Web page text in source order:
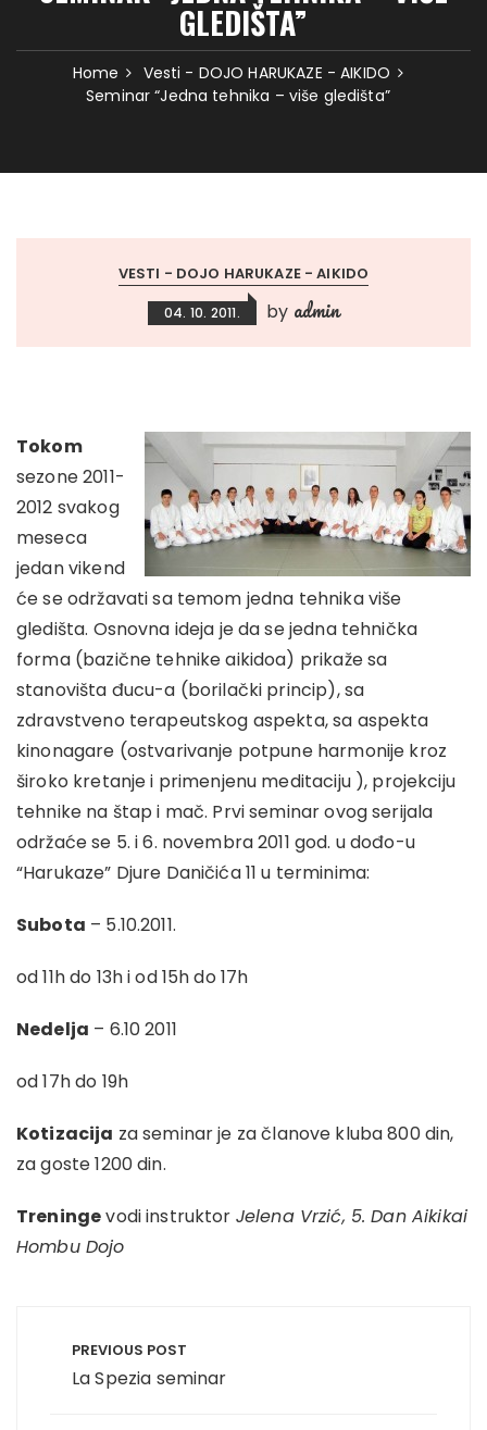
GLEDIŠTA”
Home
Vesti - DOJO HARUKAZE - AIKIDO
Seminar “Jedna tehnika – više gledišta”
VESTI - DOJO HARUKAZE - AIKIDO
04. 10. 2011. by admin
Tokom
sezone 2011-
2012 svakog
meseca
jedan vikend
će se održavati sa temom jedna tehnika više
gledišta. Osnovna ideja je da se jedna tehnička
forma (bazične tehnike aikidoa) prikaže sa
stanovišta đucu-a (borilački princip), sa
zdravstveno terapeutskog aspekta, sa aspekta
kinonagare (ostvarivanje potpune harmonije kroz
široko kretanje i primenjenu meditaciju ), projekciju
tehnike na štap i mač. Prvi seminar ovog serijala
održaće se 5. i 6. novembra 2011 god. u dođo-u
“Harukaze” Djure Daničića 11 u terminima:
Subota – 5.10.2011.
od 11h do 13h i od 15h do 17h
Nedelja – 6.10 2011
od 17h do 19h
Kotizacija za seminar je za članove kluba 800 din,
za goste 1200 din.
Treningevodi instruktor Jelena Vrzić, 5. Dan Aikikai
Hombu Dojo
navigation
PREVIOUS POST
La Spezia seminar